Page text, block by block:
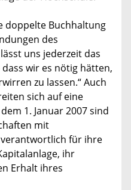
doppelte Buchhaltung
des
uns jederzeit das
wir es nötig hätten,
zu lassen.“ Auch
sich auf eine
1. Januar 2007 sind
mit
für ihre
ihr
Erhalt ihres